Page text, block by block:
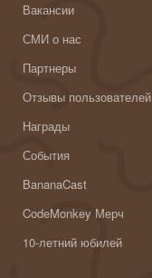
Вакансии
СМИ о нас
Партнеры
Отзывы пользователей
Награды
События
BananaCast
CodeMonkey Мерч
10-летний юбилей